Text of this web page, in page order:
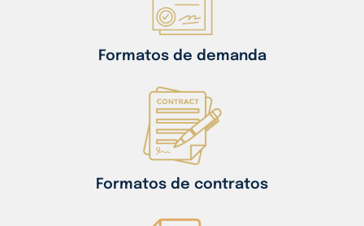
Formatos de demanda
Formatos de contratos